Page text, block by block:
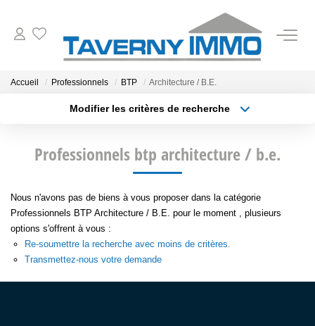
ESTIMATION
OUTILS
NOTRE AGENCE
CONTACT
Accueil Professionnels BTP Architecture / B.E.
Modifier les critères de recherche
Type de bien
Budget max Plus de critères
Professionnels btp architecture / b.e.
Nous n'avons pas de biens à vous proposer dans la catégorie
Professionnels BTP Architecture / B.E. pour le moment , plusieurs
options s'offrent à vous :
Re-soumettre la recherche avec moins de critères.
Transmettez-nous votre demande